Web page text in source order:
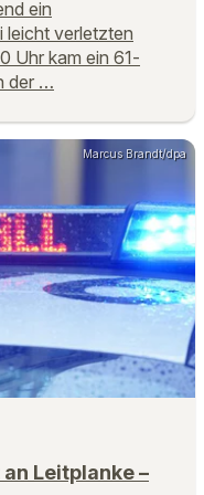
ein
leicht verletzten
Uhr kam ein 61-
der …
Marcus Brandt/dpa
Leitplanke –